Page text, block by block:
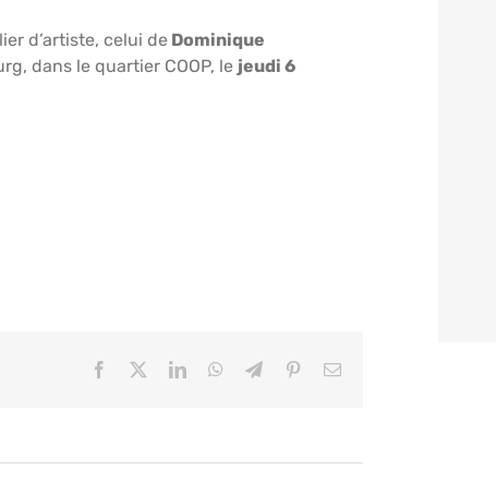
d’artiste, celui de Dominique
dans le quartier COOP, le jeudi 6
Facebook LinkedInWhatsApp
TelegramPinterestEmail